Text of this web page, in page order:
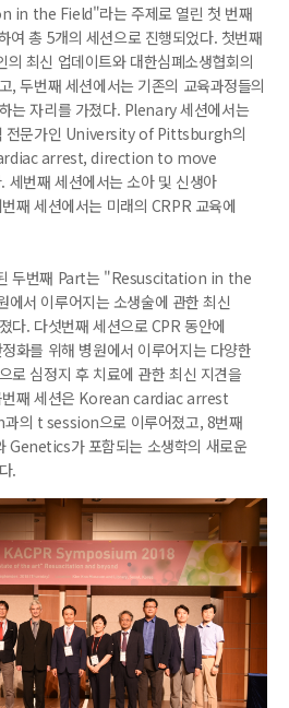
in the Field"라는 주제로 열린 첫 번째
총 5개의 세션으로 진행되었다. 첫번째
최신 업데이트와 대한심폐소생협회의
, 두번째 세션에서는 기존의 교육과정들의
는 자리를 가졌다. Plenary 세션에서는
전문가인 University of Pittsburgh의
arrest, direction to move
번째 세션에서는 소아 및 신생아
째 세션에서는 미래의 CRPR 교육에
두번째 Part는 "Resuscitation in the
서 이루어지는 소생술에 관한 최신
다. 다섯번째 세션으로 CPR 동안에
화를 위해 병원에서 이루어지는 다양한
로 심정지 후 치료에 관한 최신 지견을
번째 세션은 Korean cardiac arrest
의 t session으로 이루어졌고, 8번째
가 포함되는 소생학의 새로운
.